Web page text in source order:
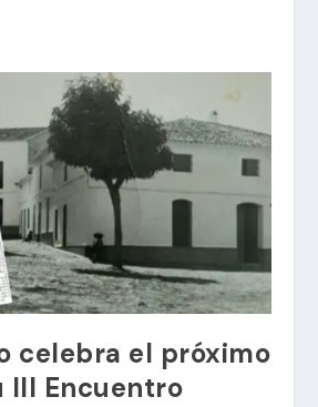
celebra el próximo
III Encuentro